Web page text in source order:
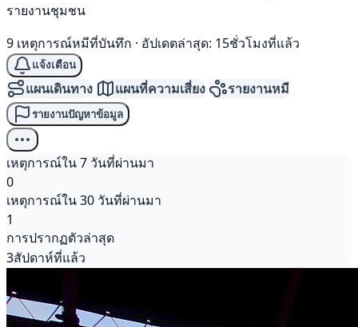
รายงานชุมชน
9 เหตุการณ์หมีที่บันทึก · อัปเดตล่าสุด: 15ชั่วโมงที่แล้ว
แจ้งเตือน
แผนเดินทาง แผนที่ความเสี่ยง รายงานหมี
รายงานปัญหาข้อมูล
เหตุการณ์ใน 7 วันที่ผ่านมา
0
เหตุการณ์ใน 30 วันที่ผ่านมา
1
การปรากฏตัวล่าสุด
3สัปดาห์ที่แล้ว